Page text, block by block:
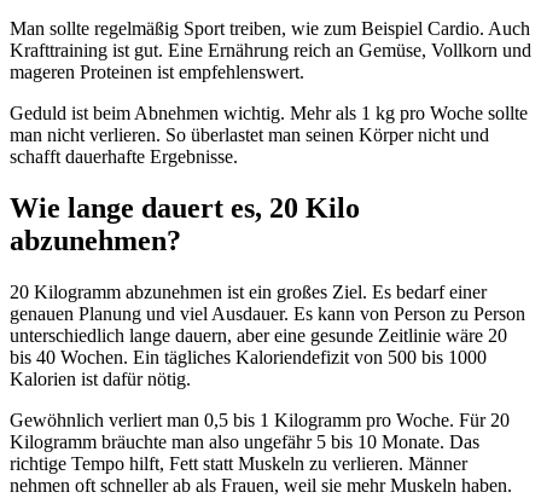
Man sollte regelmäßig Sport treiben, wie zum Beispiel Cardio. Auch
Krafttraining ist gut. Eine Ernährung reich an Gemüse, Vollkorn und
mageren Proteinen ist empfehlenswert.
Geduld ist beim Abnehmen wichtig. Mehr als 1 kg pro Woche sollte
man nicht verlieren. So überlastet man seinen Körper nicht und
schafft dauerhafte Ergebnisse.
Wie lange dauert es, 20 Kilo
abzunehmen?
20 Kilogramm abzunehmen ist ein großes Ziel. Es bedarf einer
genauen Planung und viel Ausdauer. Es kann von Person zu Person
unterschiedlich lange dauern, aber eine gesunde Zeitlinie wäre 20
bis 40 Wochen. Ein tägliches Kaloriendefizit von 500 bis 1000
Kalorien ist dafür nötig.
Gewöhnlich verliert man 0,5 bis 1 Kilogramm pro Woche. Für 20
Kilogramm bräuchte man also ungefähr 5 bis 10 Monate. Das
richtige Tempo hilft, Fett statt Muskeln zu verlieren. Männer
nehmen oft schneller ab als Frauen, weil sie mehr Muskeln haben.